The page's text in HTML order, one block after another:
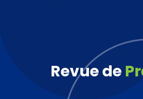
Revue de